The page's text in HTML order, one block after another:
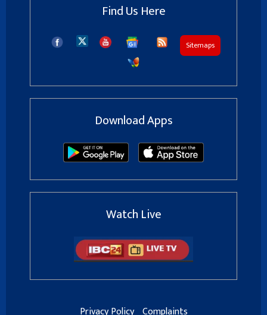
Find Us Here
Sitemaps
Download Apps
Watch Live
Privacy Policy Complaints